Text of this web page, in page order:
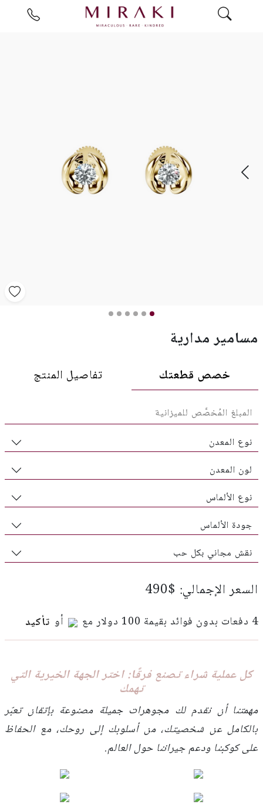
مسامير مدارية
خصص قطعتك تفاصيل المنتج
نوع المعدن
لون المعدن
نوع الألماس
جودة الألماس
نقش مجاني بكل حب
السعر الإجمالي: $490
4 دفعات بدون فوائد بقيمة 100 دولار مع أو تأكيد
كل عملية شراء تصنع فرقًا: اختر الجهة الخيرية التي
تهمك
مهمتنا أن نقدم لك مجوهرات جميلة مصنوعة بإتقان تعبّر
بالكامل عن شخصيتك، من أسلوبك إلى روحك، مع الحفاظ
على كوكبنا ودعم جيراننا حول العالم.